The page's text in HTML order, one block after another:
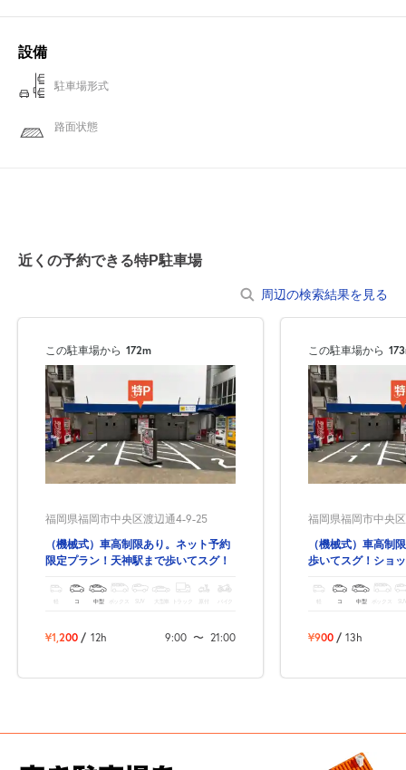
設備
駐車場形式
路面状態
近くの予約できる特P駐車場
周辺の検索結果を見る
この駐車場から 172m
福岡県福岡市中央区渡辺通4-9-25
（機械式）車高制限あり。ネット予約
限定プラン！天神駅まで歩いてスグ！
軽 コ 中型 ボックス SUV 大型車 トラック バイク
¥1,200 / 12h 9:00 〜 21:00
この駐車場から
福岡県福岡市中央
（機械式）車高制
歩いてスグ！ショ
軽 コ 中型 ボックス
¥900 / 13h